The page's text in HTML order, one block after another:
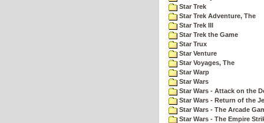
Star Trek
Star Trek Adventure, The
Star Trek III
Star Trek the Game
Star Trux
Star Venture
Star Voyages, The
Star Warp
Star Wars
Star Wars - Attack on the
Star Wars - Return of the
Star Wars - The Arcade
Star Wars - The Empire